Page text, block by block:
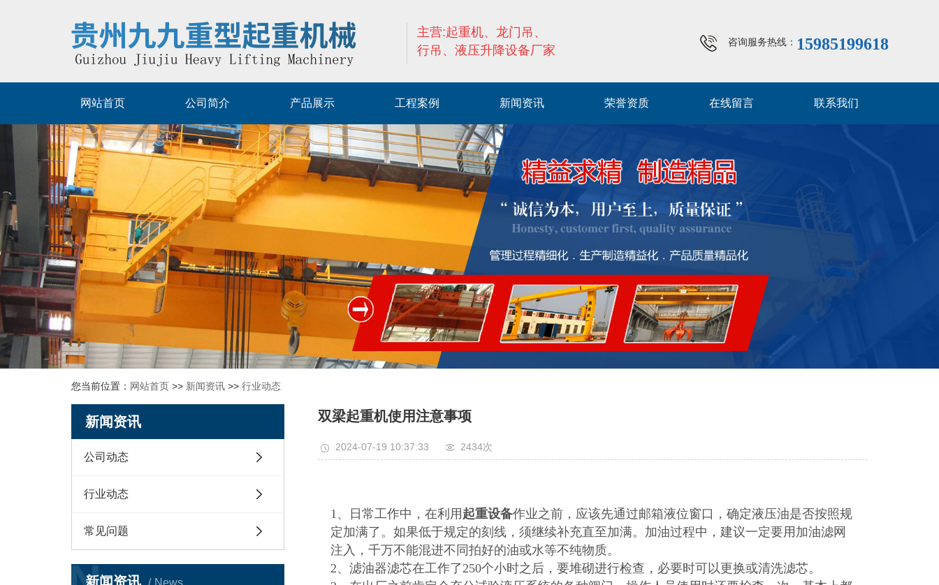
主营:起重机、龙门吊、
行吊、液压升降设备厂家
咨询服务热线： 15985199618
网站首页 公司简介 产品展示 工程案例 新闻资讯 荣誉资质 在线留言 联系我们
您当前位置： 网站首页 >> 新闻资讯 >> 行业动态
新闻资讯
公司动态
行业动态
常见问题
新闻资讯 News
双梁起重机使用注意事项
2024-07-19 10:37:33 2434次
1、日常工作中，在利用 起重设备作业之前，应该先通过邮箱液位窗口，确定液压油是否按照规
定加满了。如果低于规定的刻线，须继续补充直至加满。加油过程中，建议一定要用加油滤网
注入，千万不能混进不同拍好的油或水等不纯物质。
2、滤油器滤芯在工作了250个小时之后，要堆砌进行检查，必要时可以更换或清洗滤芯。